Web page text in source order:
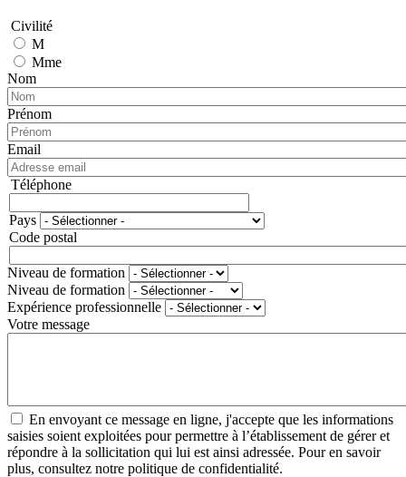
Civilité
M
Mme
Nom
Prénom
Email
Téléphone
Adresse
Pays
Code postal
Niveau de formation
Niveau de formation
Expérience professionnelle
Votre message
En envoyant ce message en ligne, j'accepte que les informations
saisies soient exploitées pour permettre à l’établissement de gérer et
répondre à la sollicitation qui lui est ainsi adressée. Pour en savoir
plus, consultez notre politique de confidentialité.